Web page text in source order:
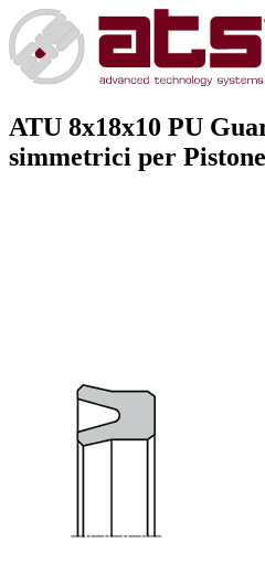
ATU 8x18x10 PU
simmetrici per